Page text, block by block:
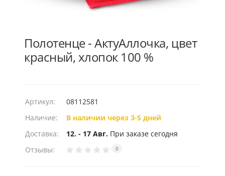
Полотенце - АктуАллочка, цвет
красный, хлопок 100 %
Артикул:
08112581
Наличие:
В наличии через 3-5 дней
Доставка:
12. - 17 Авг. При заказе сегодня
Отзывы:
0